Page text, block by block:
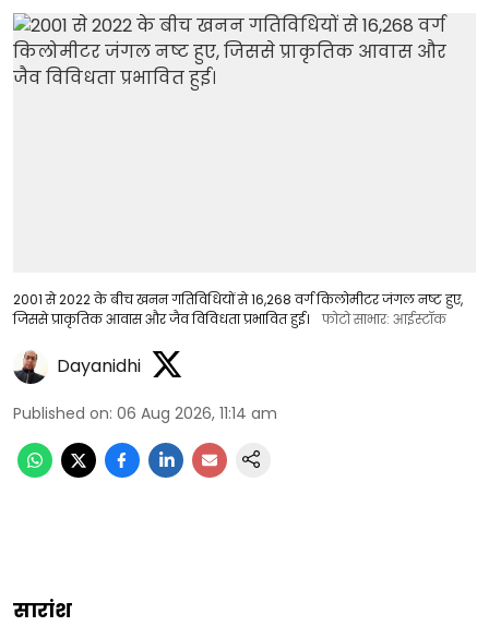
2001 से 2022 के बीच खनन गतिविधियों से 16,268 वर्ग किलोमीटर जंगल नष्ट हुए,
जिससे प्राकृतिक आवास और जैव विविधता प्रभावित हुई।
फोटो साभार: आईस्टॉक
Dayanidhi
Published on: 06 Aug 2026, 11:14 am
सारांश